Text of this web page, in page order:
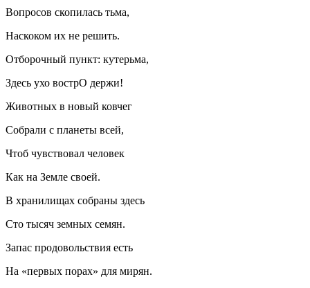
Вопросов скопилась тьма,
Наскоком их не решить.
Отборочный пункт: кутерьма,
Здесь ухо вострО держи!
Животных в новый ковчег
Собрали с планеты всей,
Чтоб чувствовал человек
Как на Земле своей.
В хранилищах собраны здесь
Сто тысяч земных семян.
Запас продовольствия есть
На «первых порах» для мирян.